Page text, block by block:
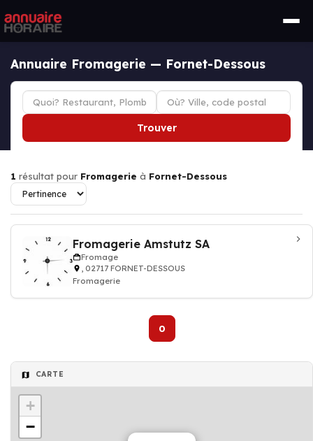
Annuaire Fromagerie — Fornet-Dessous
Trouver
1 résultat pour Fromagerie à Fornet-Dessous
Fromagerie Amstutz SA
Fromage
, 02717 FORNET-DESSOUS
Fromagerie
0
CARTE
+
−